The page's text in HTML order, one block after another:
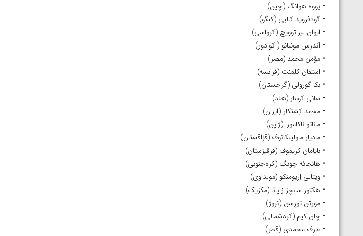
• یووه هوانگ (چین)
• گودفروید کالبی (کنگو)
• ایوان لیزاتوویچ (کرواسی)
• آندرس مونتانو (اکوادور)
• مؤمن محمد (مصر)
• استفان کلمنت (فرانسه)
• بکا گورولی (گرجستان)
• سانی کومار (هند)
• محمد کِشتکار (ایران)
• ماناتو ناکامورا (ژاپن)
• مادیار ماولیتکانوف (قزاقستان)
• بایامان کریموف (قرقیزستان)
• هانجائه چونگ (کره‌جنوبی)
• ویتالی اِریومنکو (مولداوی)
• هکتور سانچز زاپاتا (مکزیک)
• مورتن تورِسِن (نروژ)
• چان کیم (کره‌شمالی)
• عارف محمدی (قطر)